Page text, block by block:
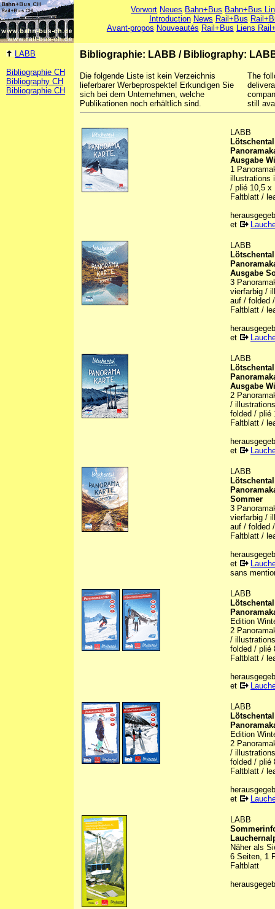
Vorwort Neues Bahn+Bus Bahn+Bus
Introduction News Rail+Bus
Avant-propos Nouveautés Rail+Bus Liens
LABB
Bibliographie CH
Bibliography CH
Bibliographie CH
Bibliographie: LABB / Bibliography:
Die folgende Liste ist kein Verzeichnis
lieferbarer Werbeprospekte! Erkundigen Sie
sich bei dem Unternehmen, welche
Publikationen noch erhältlich sind.
The
still
LABB
Ausgabe
1
illustrations
/ plié 10,5 x
Faltblatt /
et
LABB
Ausgabe
3
vierfarbig /
auf / folded
Faltblatt /
et
LABB
Ausgabe
2
/
folded / plié
Faltblatt /
et
LABB
Sommer
3
vierfarbig /
auf / folded
Faltblatt /
et
sans
LABB
Edition
2
/
folded / plié
Faltblatt /
et
LABB
Edition
2
/
folded / plié
Faltblatt /
et
LABB
Näher als
6 Seiten, 1
Faltblatt